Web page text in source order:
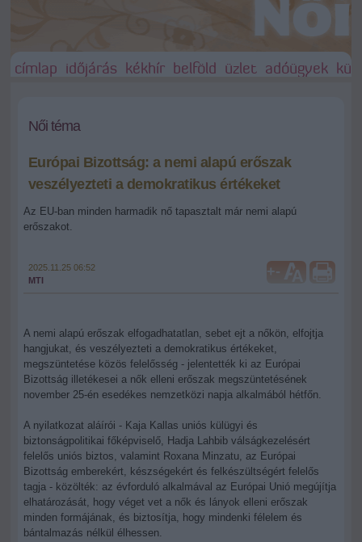
címlap időjárás kékhír belföld üzlet adóügyek
Női téma
Európai Bizottság: a nemi alapú erőszak
veszélyezteti a demokratikus értékeket
Az EU-ban minden harmadik nő tapasztalt már nemi alapú
erőszakot.
2025.11.25 06:52
MTI
+-
A nemi alapú erőszak elfogadhatatlan, sebet ejt a nőkön, elfojtja
hangjukat, és veszélyezteti a demokratikus értékeket,
megszüntetése közös felelősség - jelentették ki az Európai
Bizottság illetékesei a nők elleni erőszak megszüntetésének
november 25-én esedékes nemzetközi napja alkalmából hétfőn.
A nyilatkozat aláírói - Kaja Kallas uniós külügyi és
biztonságpolitikai főképviselő, Hadja Lahbib válságkezelésért
felelős uniós biztos, valamint Roxana Minzatu, az Európai
Bizottság emberekért, készségekért és felkészültségért felelős
tagja - közölték: az évforduló alkalmával az Európai Unió megújítja
elhatározását, hogy véget vet a nők és lányok elleni erőszak
minden formájának, és biztosítja, hogy mindenki félelem és
bántalmazás nélkül élhessen.